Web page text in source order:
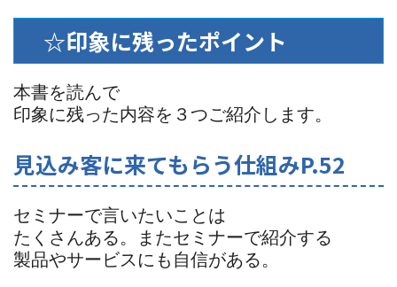
☆印象に残ったポイント
本書を読んで
印象に残った内容を３つご紹介します。
見込み客に来てもらう仕組みP.52
セミナーで言いたいことは
たくさんある。またセミナーで紹介する
製品やサービスにも自信がある。